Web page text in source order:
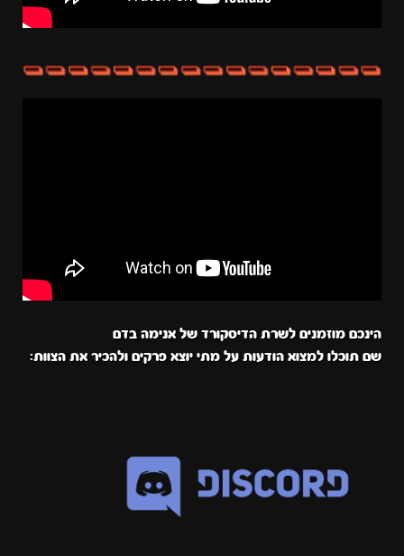
הינכם מוזמנים לשרת הדיסקורד של אנימה בדם
שם תוכלו למצוא הודעות על מתי יוצא פרקים ולהכיר את הצוות: